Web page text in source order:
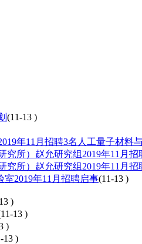
(11-13 )
年11月招聘3名人工量子材料
所）赵允研究组2019年11月招
所）赵允研究组2019年11月招
2019年11月招聘启事(11-13 )
)
13 )
)
13 )